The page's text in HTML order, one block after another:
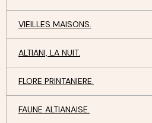
VIEILLES MAISONS.
ALTIANI, LA NUIT.
FLORE PRINTANIERE.
FAUNE ALTIANAISE.